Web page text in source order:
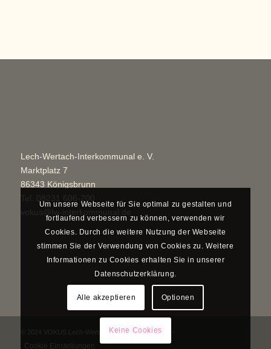
Lech-Wertach-Interkommunal e. V.
Marktplatz 7
86343 Königsbrunn
© 2024 VOKUS Lech-Wertach-Interkommunal e. V. -
Cookie Einstellungen
Um unsere Webseite für Sie optimal zu gestalten und
fortlaufend verbessern zu können, verwenden wir
Cookies. Durch die weitere Nutzung der Webseite
stimmen Sie der Verwendung von Cookies zu. Weitere
Informationen zu Cookies erhalten Sie in unserer
Datenschutzerklärung.
Alle akzeptieren Optionen
Keine Cookies